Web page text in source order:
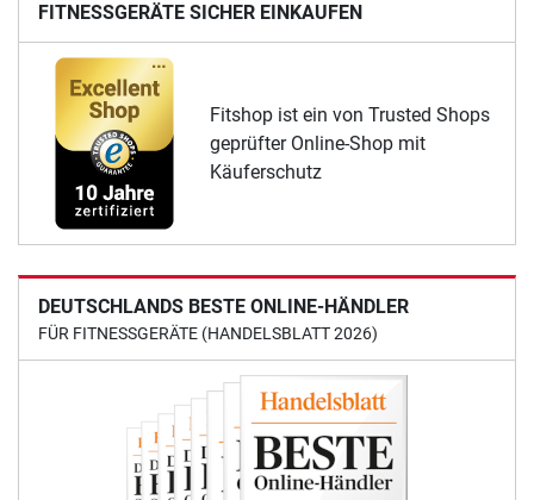
FITNESSGERÄTE SICHER EINKAUFEN
Fitshop ist ein von Trusted Shops
geprüfter Online-Shop mit
Käuferschutz
DEUTSCHLANDS BESTE ONLINE-HÄNDLER
FÜR FITNESSGERÄTE (HANDELSBLATT 2026)